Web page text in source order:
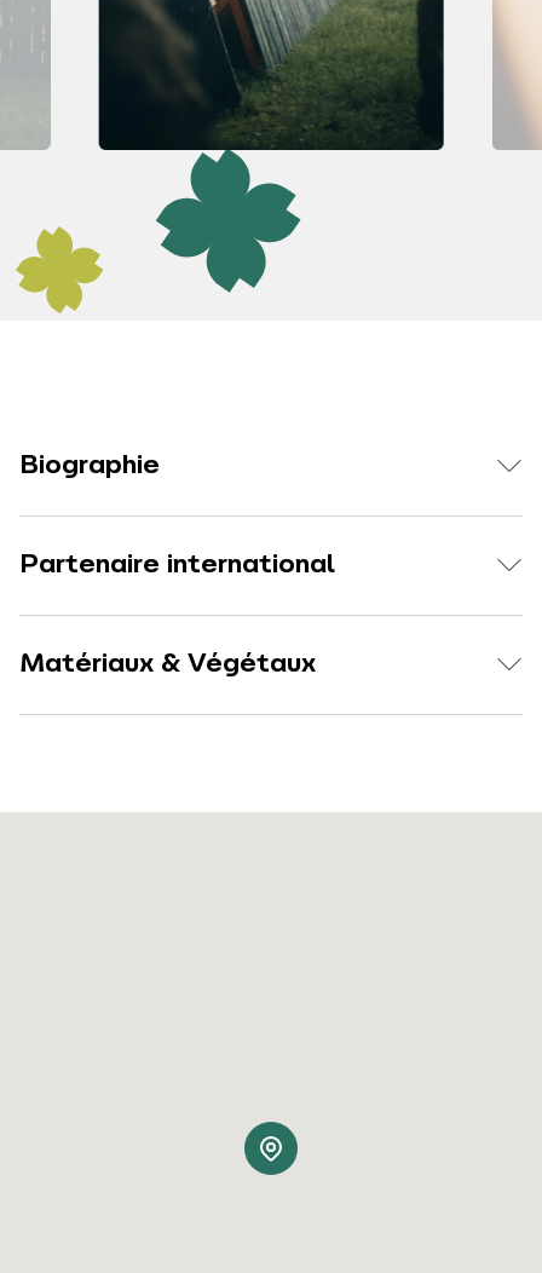
Biographie
Partenaire international
Matériaux & Végétaux